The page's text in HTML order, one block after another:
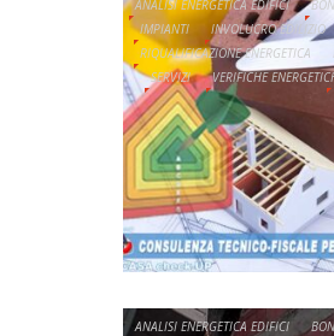
ANALISI ENERGETICA EDIFICI
IMPIANTI
INVOLUCRO EDILIZIO
RIQUALIFICAZIONE ENERGETICA
SERVIZI
VERIFICHE
ANALISI ENERGETICA EDIFICI